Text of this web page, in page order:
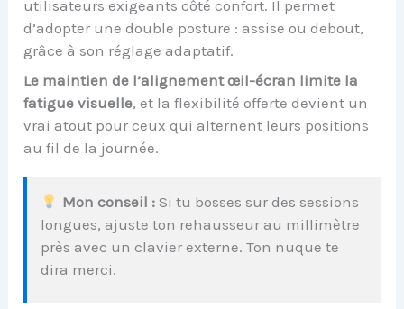
utilisateurs exigeants côté confort. Il permet
d’adopter une double posture : assise ou debout,
grâce à son réglage adaptatif.
Le maintien de l’alignement œil-écran limite la
fatigue visuelle, et la flexibilité offerte devient un
vrai atout pour ceux qui alternent leurs positions
au fil de la journée.
Mon conseil :Si tu bosses sur des sessions
longues, ajuste ton rehausseur au millimètre
près avec un clavier externe. Ton nuque te
dira merci.